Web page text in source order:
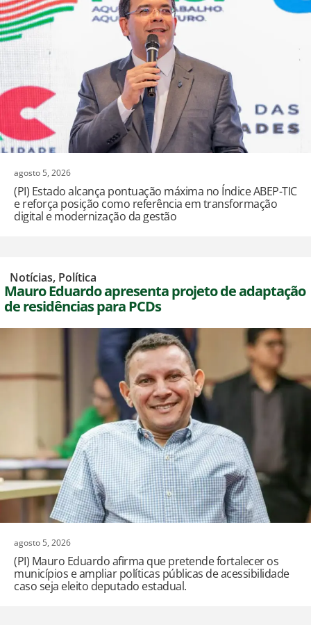
agosto 5, 2026
(PI) Estado alcança pontuação máxima no Índice ABEP-TIC
e reforça posição como referência em transformação
digital e modernização da gestão
Notícias, Política
Mauro Eduardo apresenta projeto de adaptação
de residências para PCDs
agosto 5, 2026
(PI) Mauro Eduardo afirma que pretende fortalecer os
municípios e ampliar políticas públicas de acessibilidade
caso seja eleito deputado estadual.